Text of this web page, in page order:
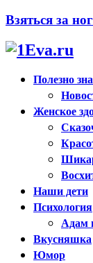
Взяться за
Полезно
Женское
Наши дети
Психология
Адам
Вкусняшка
Юмор